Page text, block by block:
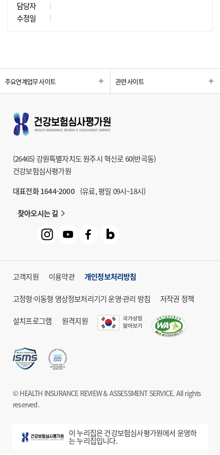
담당자
수정일
주요연계업무 사이트 관련 사이트
(26465) 강원특별자치도 원주시 혁신로 60(반곡동)
건강보험심사평가원
대표전화 1644-2000 (유료, 평일 09시~18시)
찾아오시는 길
고객지원 이용약관 개인정보처리방침
고정형·이동형 영상정보처리기기 운영·관리 방침 저작권 정책
설치프로그램 원격지원
© HEALTH INSURANCE REVIEW & ASSESSMENT SERVICE. All rights
reserved.
이 누리집은 건강보험심사평가원에서 운영하
는 누리집입니다.